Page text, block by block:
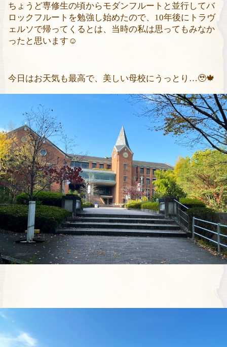
ちょうど専修生の頃からモダンフルートと並行してバ
ロックフルートを勉強し始めたので、 10年後にトラヴ
ェルソで帰ってくるとは、当時の私は思ってもみなか
ったと思います ☺️
今日はお天気も最高で、美しい母校にうっとり …🥹🍁